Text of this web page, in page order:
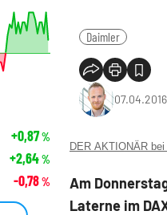
Daimler
DER AKTIONÄR
Am
Laterne im
+0,87%
+2,64%
-0,78%